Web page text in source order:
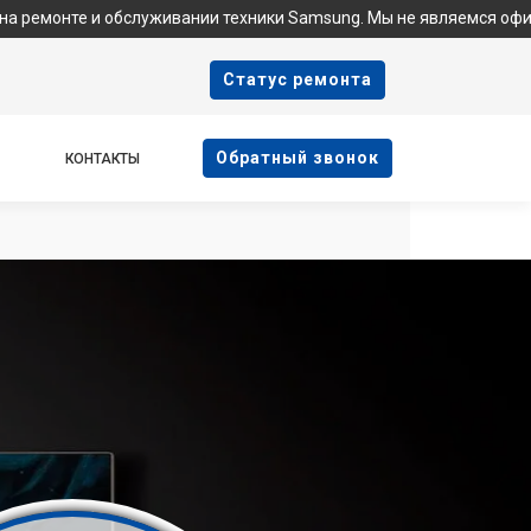
техники Samsung. Мы не являемся официальным
Cтатус ремонта
КОНТАКТЫ Oбратный звонок